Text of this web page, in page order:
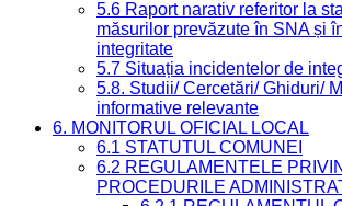
5.6 Raport narativ referitor la
măsurilor prevăzute în SNA și
integritate
5.7 Situația incidentelor de
5.8. Studii/ Cercetări/ Ghiduri/
informative relevante
6. MONITORUL OFICIAL LOCAL
6.1 STATUTUL COMUNEI
6.2 REGULAMENTELE
PROCEDURILE